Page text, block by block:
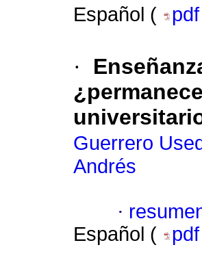
Español (
pdf
·
Guerrero
Andrés
·
Español (
pdf